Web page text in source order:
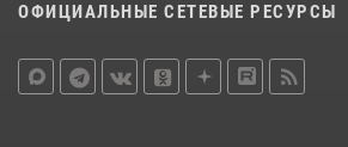
ОФИЦИАЛЬНЫЕ СЕТЕВЫЕ РЕСУРСЫ